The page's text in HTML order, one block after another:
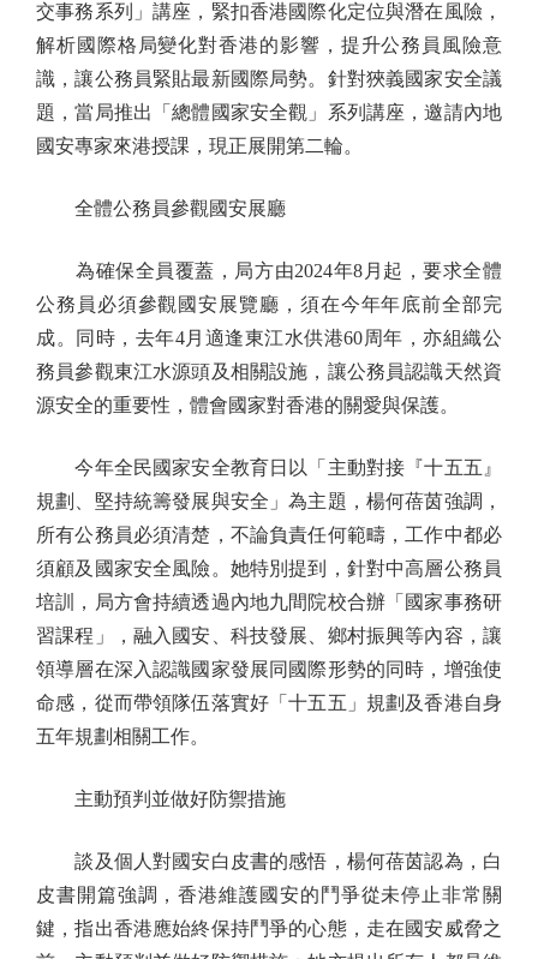
交事務系列」講座，緊扣香港國際化定位與潛在風險，
解析國際格局變化對香港的影響，提升公務員風險意
識，讓公務員緊貼最新國際局勢。針對狹義國家安全議
題，當局推出「總體國家安全觀」系列講座，邀請內地
國安專家來港授課，現正展開第二輪。
全體公務員參觀國安展廳
為確保全員覆蓋，局方由2024年8月起，要求全體
公務員必須參觀國安展覽廳，須在今年年底前全部完
成。同時，去年4月適逢東江水供港60周年，亦組織公
務員參觀東江水源頭及相關設施，讓公務員認識天然資
源安全的重要性，體會國家對香港的關愛與保護。
今年全民國家安全教育日以「主動對接『十五五』
規劃、堅持統籌發展與安全」為主題，楊何蓓茵強調，
所有公務員必須清楚，不論負責任何範疇，工作中都必
須顧及國家安全風險。她特別提到，針對中高層公務員
培訓，局方會持續透過內地九間院校合辦「國家事務研
習課程」，融入國安、科技發展、鄉村振興等內容，讓
領導層在深入認識國家發展同國際形勢的同時，增強使
命感，從而帶領隊伍落實好「十五五」規劃及香港自身
五年規劃相關工作。
主動預判並做好防禦措施
談及個人對國安白皮書的感悟，楊何蓓茵認為，白
皮書開篇強調，香港維護國安的鬥爭從未停止非常關
鍵，指出香港應始終保持鬥爭的心態，走在國安威脅之